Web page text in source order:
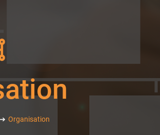
Organisation